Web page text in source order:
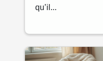
qu’il...